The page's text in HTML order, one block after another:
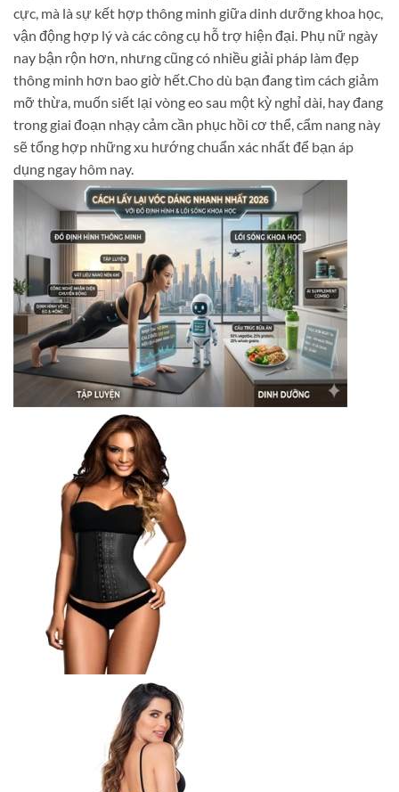
cực, mà là sự kết hợp thông minh giữa dinh dưỡng khoa học,
vận động hợp lý và các công cụ hỗ trợ hiện đại. Phụ nữ ngày
nay bận rộn hơn, nhưng cũng có nhiều giải pháp làm đẹp
thông minh hơn bao giờ hết.Cho dù bạn đang tìm cách giảm
mỡ thừa, muốn siết lại vòng eo sau một kỳ nghỉ dài, hay đang
trong giai đoạn nhạy cảm cần phục hồi cơ thể, cẩm nang này
sẽ tổng hợp những xu hướng chuẩn xác nhất để bạn áp
dụng ngay hôm nay.